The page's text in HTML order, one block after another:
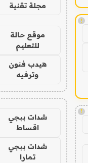
!
!
مجلة تقنية
موقع حالة
للتعليم
هيدب فنون
وترفيه
شدات ببجي
اقساط
شدات ببجي
تمارا